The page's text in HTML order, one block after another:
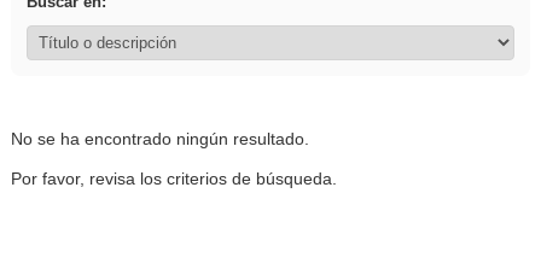
No se ha encontrado ningún resultado.
Por favor, revisa los criterios de búsqueda.